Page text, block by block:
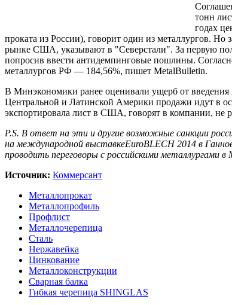
тонн
годах
проката из России), говорит один из металлургов.
рынке США, указывают в "Северстали". За первую
попросив ввести антидемпинговые пошлины.
металлургов РФ — 184,56%, пишет MetalBulletin.
В Минэкономики ранее оценивали ущерб от
Центральной и Латинской Америки продажи идут в
экспортировала лист в США, говорят в компании,
P.S. В ответ на эти и другие возможные санкции
на международной выставкеEuroBLECH 2014 в
проводить переговоры с российскими металлургами
Источник: Коммерсант
Металлопрокат
Металлопрофиль
Профлист
Металлочерепица
Сталь
Нержавейка
Цинкование
Металлоконструкции
Сварная балка
Гибкая черепица SHINGLAS